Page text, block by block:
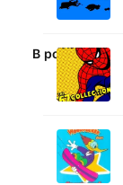
В ролях: